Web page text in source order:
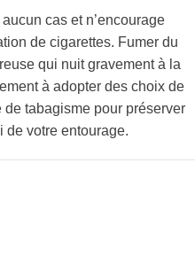
cas et n’encourage
de cigarettes. Fumer du
qui nuit gravement à la
à adopter des choix de
tabagisme pour préserver
de votre entourage.